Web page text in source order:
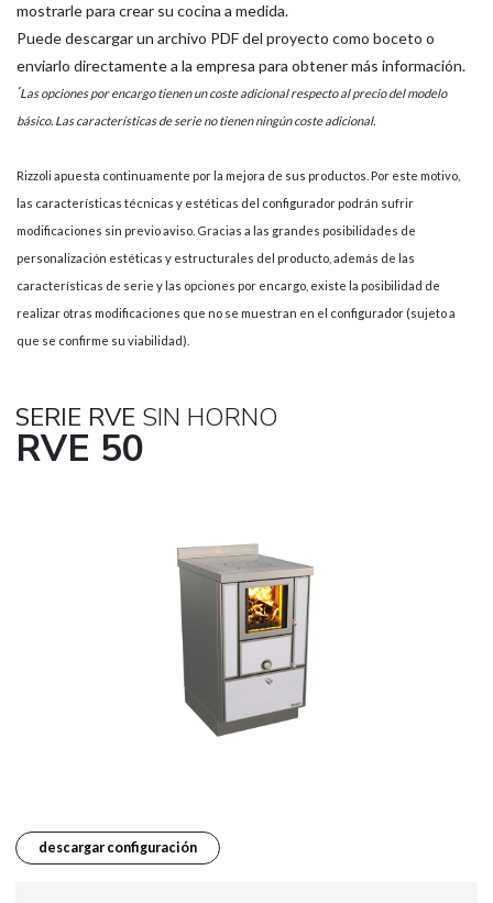
mostrarle para crear su cocina a medida.
Puede descargar un archivo PDF del proyecto como boceto o
enviarlo directamente a la empresa para obtener más información.
*Las opciones por encargo tienen un coste adicional respecto al precio del modelo
básico. Las características de serie no tienen ningún coste adicional.
Rizzoli apuesta continuamente por la mejora de sus productos. Por este motivo,
las características técnicas y estéticas del configurador podrán sufrir
modificaciones sin previo aviso. Gracias a las grandes posibilidades de
personalización estéticas y estructurales del producto, además de las
características de serie y las opciones por encargo, existe la posibilidad de
realizar otras modificaciones que no se muestran en el configurador (sujeto a
que se confirme su viabilidad).
SERIE RVE SIN HORNO
RVE 50
descargar configuración